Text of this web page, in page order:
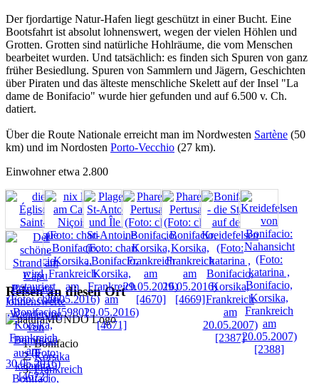
Der fjordartige Natur-Hafen liegt geschützt in einer Bucht. Eine
Bootsfahrt ist absolut lohnenswert, wegen der vielen Höhlen und
Grotten. Grotten sind natürliche Hohlräume, die vom Menschen
bearbeitet wurden. Und tatsächlich: es finden sich Spuren von ganz
früher Besiedlung. Spuren von Sammlern und Jägern, Geschichten
über Piraten und das älteste menschliche Skelett auf der Insel "La
dame de Bonifacio" wurde hier gefunden und auf 6.500 v. Ch.
datiert.
Über die Route Nationale erreicht man im Nordwesten Sartène (50
km) und im Nordosten Porto-Vecchio (27 km).
Einwohner etwa 2.800
Reisen an diesen Ort
Bonifacio
Korsika
Frankreich